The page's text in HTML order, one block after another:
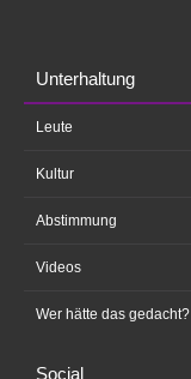
Unterhaltung
Leute
Kultur
Abstimmung
Videos
Wer hätte das gedacht?
Social